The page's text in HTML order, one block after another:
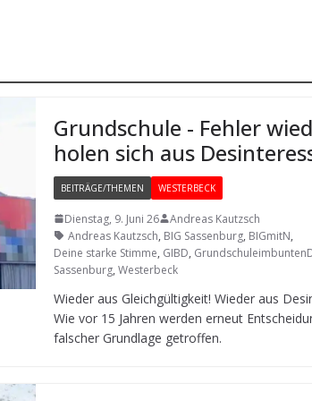
Grund­schule - Feh­ler
ho­len sich aus
BEITRÄGE/THEMEN WESTERBECK
Dienstag, 9. Juni 26
Andreas Kautzsch
Andreas Kautzsch, BIG Sassenburg, BIGmitN,
Deine starke Stimme, GIBD,
Sassenburg, Westerbeck
Wie­der aus Gleich­gül­tig­keit! Wie­der aus
Wie vor 15 Jah­ren wer­den erneut
fal­scher Grund­lage getroffen.